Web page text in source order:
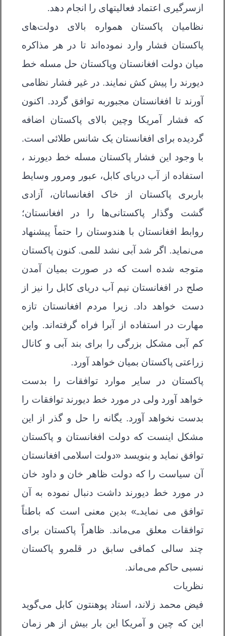
ازسرگیری اعتماد فعالیتهای را انجام دهد.
نظامیان پاکستان همواره بالای دولت‌های
پاکستان فشار وارد نموده‌اند تا در هر مذاکره
میان دولت افغانستان وپاکستان حل مسله خط
دیورند را پیش کش نمایند. در غیر فشار نظامی
آورند تا افغانستان مجبوربه توافق گردد. اکنون
که فشار آمریکا وچین بالای پاکستان اضافه
گردیده برای افغانستان یک شانس طلائی است.
با وجود این فشار پاکستان مسله خط دیورند ،
استفاده از آب دریای کابل، عبور ومرور وسایط
باربری پاکستان از خاک افغانساتان، آزادی
گشت وگذار پاکستانی‌ها را در افغانستان؛
روابط افغانستان با هندوستان را حتماً پیشنهاد
می‌نماید. اگر شد آبی نشد للمی. کنون پاکستان
متوجه شده است که در صورت بمیان آمدن
صلح در افغانستان نیم آب دریای کابل را نیز از
دست خواهد داد. زیرا مردم افغانستان تازه
مهارت در استفاده از آبرا فراه گرفته‌اند. واین
کم آبی مشکل بزرگی را برای بند آبی و کانال
زراعتی پاکستان بمیان خواهد آورد.
پاکستان در سایر موارد توافقات را بدست
خواهد آورد ولی در مورد خط دیورند توافقات را
بدست نخواهد آورد. یگانه را حل و گذر از این
مشکل اینست که دولت افغانستان و پاکستان
توافق نماید و بنویسد «دولت اسلامی افغانستان
آن سیاست را که دولت ظاهر خان و داود خان
در مورد خط دیورند داشت دنبال نموده به آن
توافق می نمایدـ» بدین معنی است که باطناً
توافقات معلق می‌ماند. ظاهراً پاکستان برای
چند سالی کمافی سابق در قلمرو پاکستان
نسبی حاکم می‌ماند.
نظریات
فیض محمد زلاند، استاد پوهنتون کابل می‌گوید
این که چین و آمریکا این بار بیش از هر زمان